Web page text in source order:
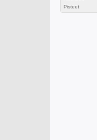
Pisteet: